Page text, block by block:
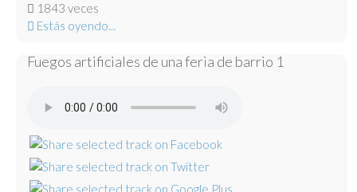
1843 veces
Estás oyendo...
Fuegos artificiales de una feria de barrio 1